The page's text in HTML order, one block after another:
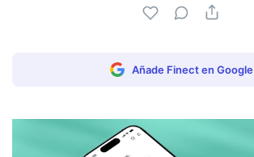
Añade Finect en Google